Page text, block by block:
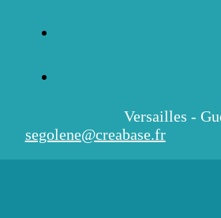
Versailles -
segolene@creabase.fr